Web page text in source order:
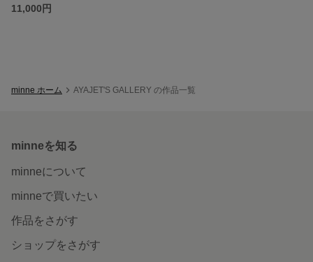
11,000円
minne ホーム AYAJET'S GALLERY の作品一覧
minneを知る
minneについて
minneで買いたい
作品をさがす
ショップをさがす